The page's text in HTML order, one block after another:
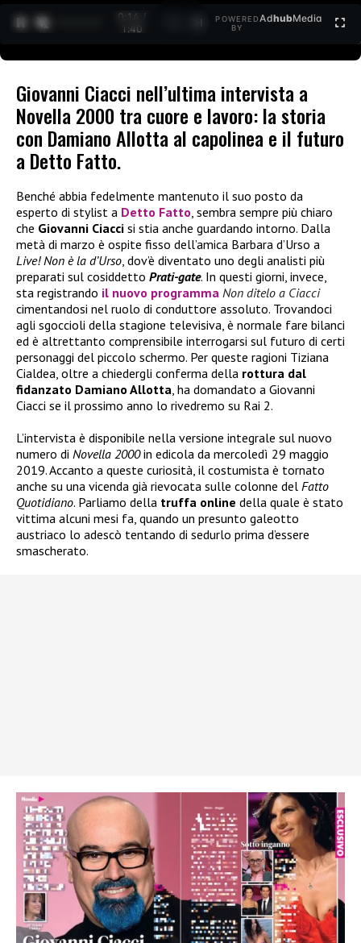
0:15 /
1:40
POWERED
BY
AdhubMedia
Giovanni Ciacci nell’ultima intervista a
Novella 2000 tra cuore e lavoro: la storia
con Damiano Allotta al capolinea e il futuro
a Detto Fatto.
Benché abbia fedelmente mantenuto il suo posto da
esperto di stylist a Detto Fatto, sembra sempre più chiaro
che Giovanni Ciacci si stia anche guardando intorno. Dalla
metà di marzo è ospite fisso dell’amica Barbara d’Urso a
Live! Non è la d’Urso, dov’è diventato uno degli analisti più
preparati sul cosiddetto Prati-gate. In questi giorni, invece,
sta registrando il nuovo programma Non ditelo a Ciacci
cimentandosi nel ruolo di conduttore assoluto. Trovandoci
agli sgoccioli della stagione televisiva, è normale fare bilanci
ed è altrettanto comprensibile interrogarsi sul futuro di certi
personaggi del piccolo schermo. Per queste ragioni Tiziana
Cialdea, oltre a chiedergli conferma della rottura dal
fidanzato Damiano Allotta, ha domandato a Giovanni
Ciacci se il prossimo anno lo rivedremo su Rai 2.
L’intervista è disponibile nella versione integrale sul nuovo
numero di Novella 2000in edicola da mercoledì 29 maggio
2019. Accanto a queste curiosità, il costumista è tornato
anche su una vicenda già rievocata sulle colonne del Fatto
Quotidiano. Parliamo della truffa online della quale è stato
vittima alcuni mesi fa, quando un presunto galeotto
austriaco lo adescò tentando di sedurlo prima d’essere
smascherato.